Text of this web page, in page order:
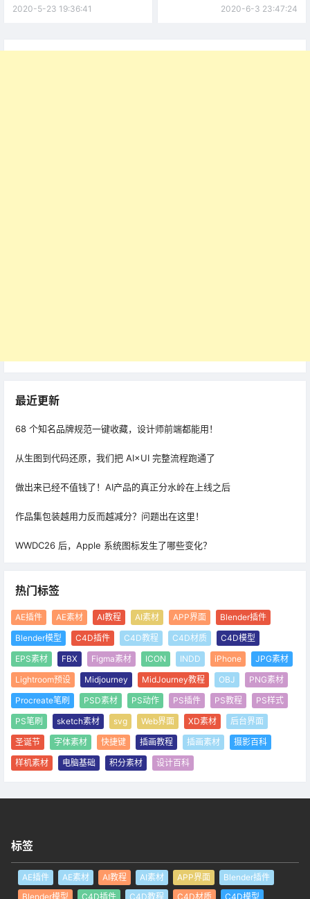
2020-5-23 19:36:41 2020-6-3 23:47:24
最近更新
68 个知名品牌规范一键收藏，设计师前端都能用！
从生图到代码还原，我们把 AI×UI 完整流程跑通了
做出来已经不值钱了！AI产品的真正分水岭在上线之后
作品集包装越用力反而越减分？问题出在这里！
WWDC26 后，Apple 系统图标发生了哪些变化？
热门标签
AE插件 AE素材 AI教程 AI素材 APP界面
Blender插件
Blender模型
C4D插件 C4D教程 C4D材质
C4D模型
EPS素材
FBX Figma素材 ICON INDD iPhone
JPG素材
Lightroom预设
Midjourney MidJourney教程 OBJ
PNG素材
Procreate笔刷
PSD素材 PS动作 PS插件 PS教程
PS样式
PS笔刷
sketch素材 svg Web界面 XD素材
后台界面
圣诞节
字体素材 快捷键 插画教程 插画素材
摄影百科
样机素材
电脑基础 积分素材 设计百科
标签
AE插件 AE素材 AI教程 AI素材 APP界面
Blender插件
Blender模型
C4D插件 C4D教程 C4D材质 C4D模型